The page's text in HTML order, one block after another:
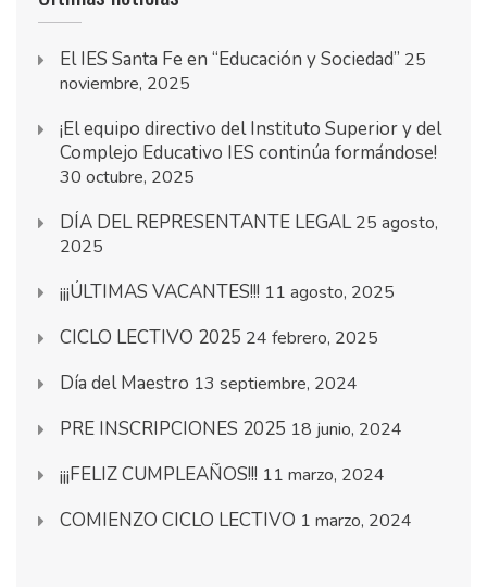
El IES Santa Fe en “Educación y Sociedad” 25
noviembre, 2025
¡El equipo directivo del Instituto Superior y del
Complejo Educativo IES continúa formándose!
30 octubre, 2025
DÍA DEL REPRESENTANTE LEGAL 25 agosto,
2025
¡¡¡ÚLTIMAS VACANTES!!! 11 agosto, 2025
CICLO LECTIVO 2025 24 febrero, 2025
Día del Maestro 13 septiembre, 2024
PRE INSCRIPCIONES 2025 18 junio, 2024
¡¡¡FELIZ CUMPLEAÑOS!!! 11 marzo, 2024
COMIENZO CICLO LECTIVO 1 marzo, 2024